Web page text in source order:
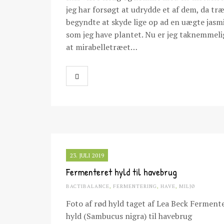
jeg har forsøgt at udrydde et af dem, da
begyndte at skyde lige op ad en uægte
som jeg have plantet. Nu er jeg
at mirabelletræet…
23. JULI 2019
Fermenteret hyld til havebrug
BACTIBALANCE, FERMENTERING, HAVE, MILJØ
Foto af rød hyld taget af Lea Beck
hyld (Sambucus nigra) til havebrug